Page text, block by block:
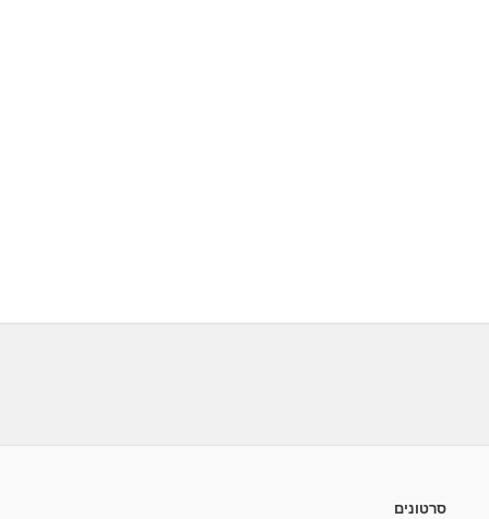
סרטונים